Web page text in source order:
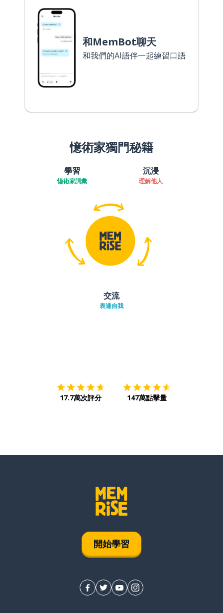
和MemBot聊天
和我們的AI語伴一起練習口語
憶術家獨門秘籍
學習
憶術家詞彙
沉浸
理解他人
交流
表達自我
17.7萬次評分 147萬點擊量
開始學習